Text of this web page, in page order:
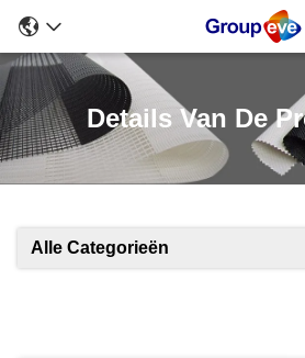
Details Van De
Alle Categorieën